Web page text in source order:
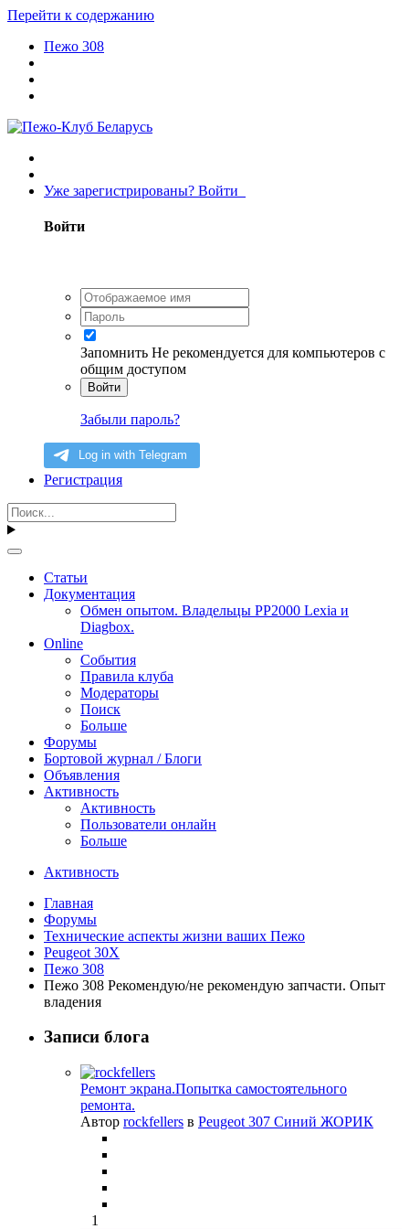
Перейти к содержанию
Пежо 308
Уже зарегистрированы? Войти
Войти
Запомнить Не рекомендуется для компьютеров с
общим доступом
Войти
Забыли пароль?
Регистрация
Статьи
Документация
Обмен опытом. Владельцы PP2000 Lexia и
Diagbox.
Online
События
Правила клуба
Модераторы
Поиск
Больше
Форумы
Бортовой журнал / Блоги
Объявления
Активность
Активность
Пользователи онлайн
Больше
Активность
Главная
Форумы
Технические аспекты жизни ваших Пежо
Peugeot 30X
Пежо 308
Пежо 308 Рекомендую/не рекомендую запчасти. Опыт
владения
Записи блога
Ремонт экрана.Попытка самостоятельного
ремонта.
Автор rockfellers в Peugeot 307 Синий ЖОРИК
1